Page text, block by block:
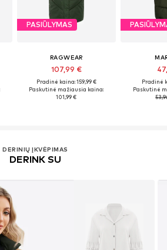
PASIŪLYMAS
RAGWEAR
107,99 €
Pradinė kaina: 159,99 €
Paskutinė mažiausia kaina:
101,99 €
Pradinė
Paskutinė
DERINIŲ ĮKVĖPIMAS
DERINK SU